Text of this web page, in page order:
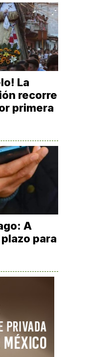
La
recorre
primera
A
para